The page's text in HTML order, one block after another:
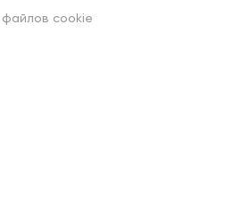
файлов cookie